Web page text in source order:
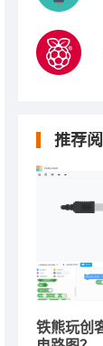
推荐
铁熊玩创